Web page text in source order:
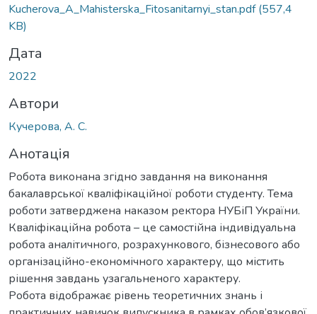
Kucherova_A_Мahisterska_Fitosanitarnyi_stan.pdf(557,4
KB)
Дата
2022
Автори
Кучерова, А. С.
Анотація
Робота виконана згідно завдання на виконання
бакалаврської кваліфікаційної роботи студенту. Тема
роботи затверджена наказом ректора НУБіП України.
Кваліфікаційна робота – це самостійна індивідуальна
робота аналітичного, розрахункового, бізнесового або
організаційно-економічного характеру, що містить
рішення завдань узагальненого характеру.
Робота відображає рівень теоретичних знань і